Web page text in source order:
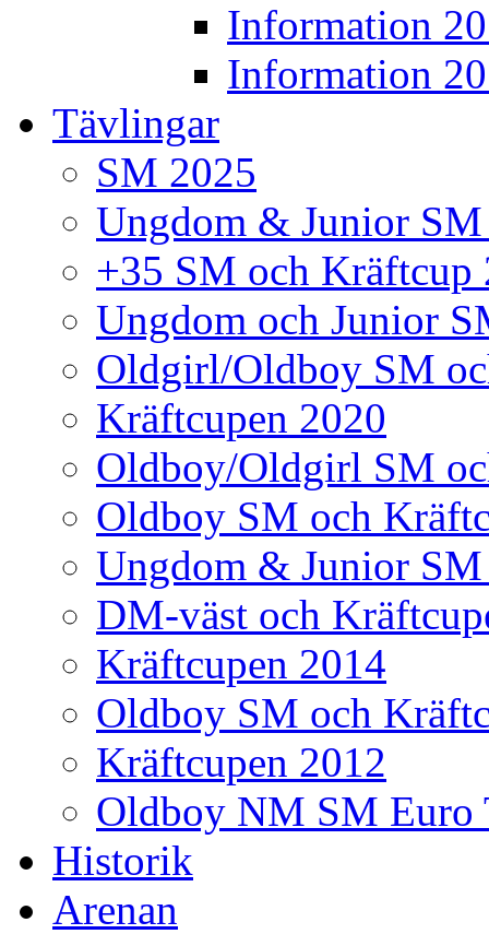
Information
Information
Tävlingar
SM 2025
Ungdom & Junior
+35 SM och Kräftcup
Ungdom och Junior
Oldgirl/Oldboy SM
Kräftcupen 2020
Oldboy/Oldgirl SM
Oldboy SM och
Ungdom & Junior
DM-väst och
Kräftcupen 2014
Oldboy SM och
Kräftcupen 2012
Oldboy NM SM Euro
Historik
Arenan